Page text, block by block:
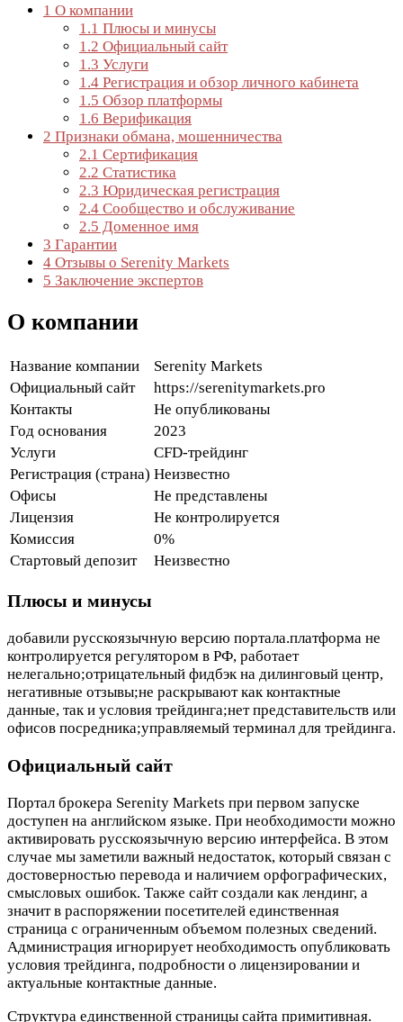
1 О компании
1.1 Плюсы и минусы
1.2 Официальный сайт
1.3 Услуги
1.4 Регистрация и обзор личного кабинета
1.5 Обзор платформы
1.6 Верификация
2 Признаки обмана, мошенничества
2.1 Сертификация
2.2 Статистика
2.3 Юридическая регистрация
2.4 Сообщество и обслуживание
2.5 Доменное имя
3 Гарантии
4 Отзывы о Serenity Markets
5 Заключение экспертов
О компании
Название компании
Serenity Markets
Официальный сайт
https://serenitymarkets.pro
Контакты
Не опубликованы
Год основания
2023
Услуги
CFD-трейдинг
Регистрация (страна) Неизвестно
Офисы
Не представлены
Лицензия
Не контролируется
Комиссия
0%
Стартовый депозит
Неизвестно
Плюсы и минусы
добавили русскоязычную версию портала.платформа не
контролируется регулятором в РФ, работает
нелегально;отрицательный фидбэк на дилинговый центр,
негативные отзывы;не раскрывают как контактные
данные, так и условия трейдинга;нет представительств или
офисов посредника;управляемый терминал для трейдинга.
Официальный сайт
Портал брокера Serenity Markets при первом запуске
доступен на английском языке. При необходимости можно
активировать русскоязычную версию интерфейса. В этом
случае мы заметили важный недостаток, который связан с
достоверностью перевода и наличием орфографических,
смысловых ошибок. Также сайт создали как лендинг, а
значит в распоряжении посетителей единственная
страница с ограниченным объемом полезных сведений.
Администрация игнорирует необходимость опубликовать
условия трейдинга, подробности о лицензировании и
актуальные контактные данные.
Структура единственной страницы сайта примитивная.